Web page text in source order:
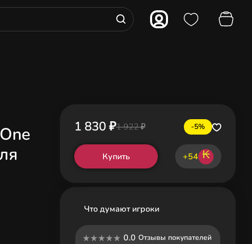
1 830 ₽1 922 ₽ -5%
Купить +54 ₭
Что думают игроки
0.0 Отзывы покупателей